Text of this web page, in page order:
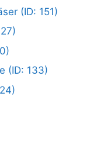
(ID: 151)
(ID: 133)